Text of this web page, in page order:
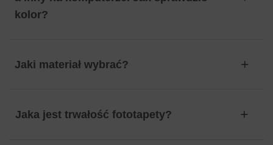
kolor?
Jaki materiał wybrać?
Jaka jest trwałość fototapety?